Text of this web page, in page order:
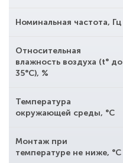
Номинальная частота, Гц
Относительная
влажность воздуха (t° до
35°С), %
Температура
окружающей среды, °С
Монтаж при
температуре не ниже, °С